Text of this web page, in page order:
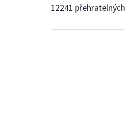
12241 přehratelných